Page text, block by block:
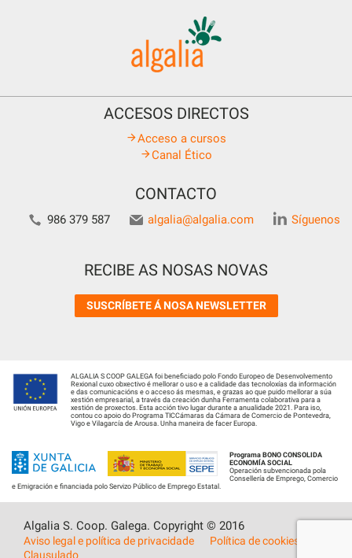
ACCESOS DIRECTOS
Acceso a cursos
Canal Ético
CONTACTO
986 379 587 algalia@algalia.com Síguenos
RECIBE AS NOSAS NOVAS
SUSCRÍBETE Á NOSA NEWSLETTER
ALGALIA S COOP GALEGA foi beneficiado polo Fondo Europeo de Desenvolvemento
Rexional cuxo obxectivo é mellorar o uso e a calidade das tecnoloxías da información
e das comunicacións e o acceso ás mesmas, e grazas ao que puido mellorar a súa
xestión empresarial, a través da creación dunha Ferramenta colaborativa para a
xestión de proxectos. Esta acción tivo lugar durante a anualidade 2021. Para iso,
contou co apoio do Programa TICCámaras da Cámara de Comercio de Pontevedra,
Vigo e Vilagarcía de Arousa. Unha maneira de facer Europa.
Programa BONO CONSOLIDA
ECONOMÍA SOCIAL
Operación subvencionada pola
Consellería de Emprego, Comercio
e Emigración e financiada polo Servizo Público de Emprego Estatal.
Algalia S. Coop. Galega. Copyright © 2016
Aviso legal e política de privacidade
Política de cookies
Clausulado